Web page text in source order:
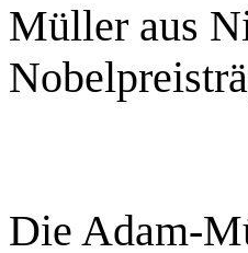
Müller aus
Die Adam-